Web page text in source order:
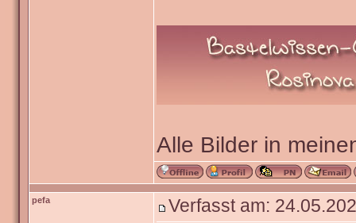
Alle Bilder in
pefa Verfasst am: